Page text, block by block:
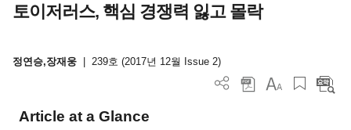
토이저러스, 핵심 경쟁력 잃고 몰락
정연승,장재웅 239호 (2017년 12월 Issue 2)
Article at a Glance